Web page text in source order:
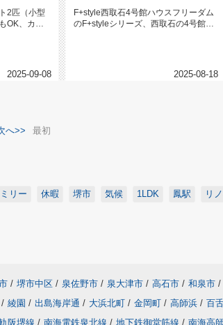
2匹（小型
OK、カッ
2025-09-08
F+style西取石4号館ハウスフリーダム
のF+styleシリーズ、西取石の4号館が
2025-08-18
へ>> 最初
リー 休暇 堺市 気候 1LDK 鳳駅 リ
/ 堺市中区 / 泉佐野市 / 泉大津市 / 高石市 / 和泉市 /
/ 綾園 / 出島海岸通 / 大浜北町 / 金岡町 / 高師浜 / 百
阪堺線 / 南海電鉄泉北線 / 地下鉄御堂筋線 / 南海高